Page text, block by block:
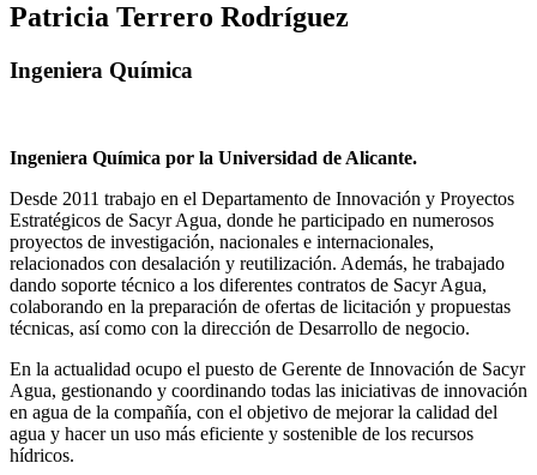
Patricia Terrero Rodríguez
Ingeniera Química
Ingeniera Química por la Universidad de Alicante.
Desde 2011 trabajo en el Departamento de Innovación y Proyectos
Estratégicos de Sacyr Agua, donde he participado en numerosos
proyectos de investigación, nacionales e internacionales,
relacionados con desalación y reutilización. Además, he trabajado
dando soporte técnico a los diferentes contratos de Sacyr Agua,
colaborando en la preparación de ofertas de licitación y propuestas
técnicas, así como con la dirección de Desarrollo de negocio.
En la actualidad ocupo el puesto de Gerente de Innovación de Sacyr
Agua, gestionando y coordinando todas las iniciativas de innovación
en agua de la compañía, con el objetivo de mejorar la calidad del
agua y hacer un uso más eficiente y sostenible de los recursos
hídricos.